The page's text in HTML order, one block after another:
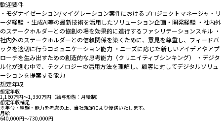
歓迎要件
・モダナイゼーション/マイグレーション案件におけるプロジェクトマネージャ・リ
ーダ経験 ・生成AI等の最新技術を活用したソリューション企画・開発経験 ・社内外
のステークホルダーとの協創の場を効果的に進行するファシリテーションスキル ・
社内外のステークホルダーとの信頼関係を築くために、意見を尊重し、フィードバ
ックを適切に行うコミュニケーション能力 ・ニーズに応じた新しいアイデアやアプ
ローチを生み出すための創造的な思考能力（クリエイティブシンキング） ・デジタ
ル化が進む中で、テクノロジーの活用方法を理解し、顧客に対してデジタルソリュ
ーションを提案する能力
想定年収
想定年収
1,160万円〜1,330万円（給与形態：月給制）
想定年収補足
※年令・経験・能力を考慮の上、当社規定により優遇いたします。
月給
640,000円〜730,000円